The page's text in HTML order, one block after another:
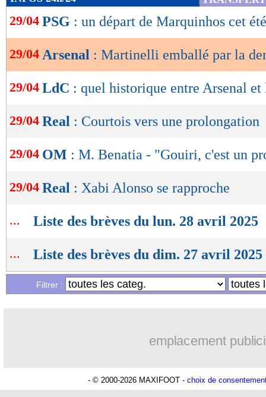
de
lecture
OK
29/04 PSG : un départ de Marquinhos cet
29/04 Arsenal : Martinelli emballé par la
29/04 LdC : quel historique entre Arsenal et
29/04 Real : Courtois vers une prolongation
29/04 OM : M. Benatia - "Gouiri, c'est un
29/04 Real : Xabi Alonso se rapproche
... Liste des brèves du lun. 28 avril 2025
... Liste des brèves du dim. 27 avril 2025
Filtrer :
emplacement
- © 2000-2026 MAXIFOOT - choix de